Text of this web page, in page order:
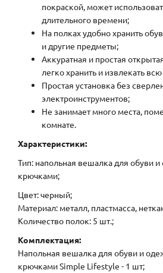
покраской, может
длительного времени;
На полках удобно хранить
и другие предметы;
Аккуратная и простая
легко хранить и извлекать
Простая установка без
электроинструментов;
Не занимает много места,
комнате.
Характеристики:
Тип: напольная вешалка для обуви
крючками;
Цвет: черный;
Материал: металл, пластмасса,
Количество полок: 5 шт.;
Комплектация:
Напольная вешалка для обуви и
крючками Simple Lifestyle - 1 шт;